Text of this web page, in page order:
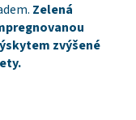
Zelená
zvýšené